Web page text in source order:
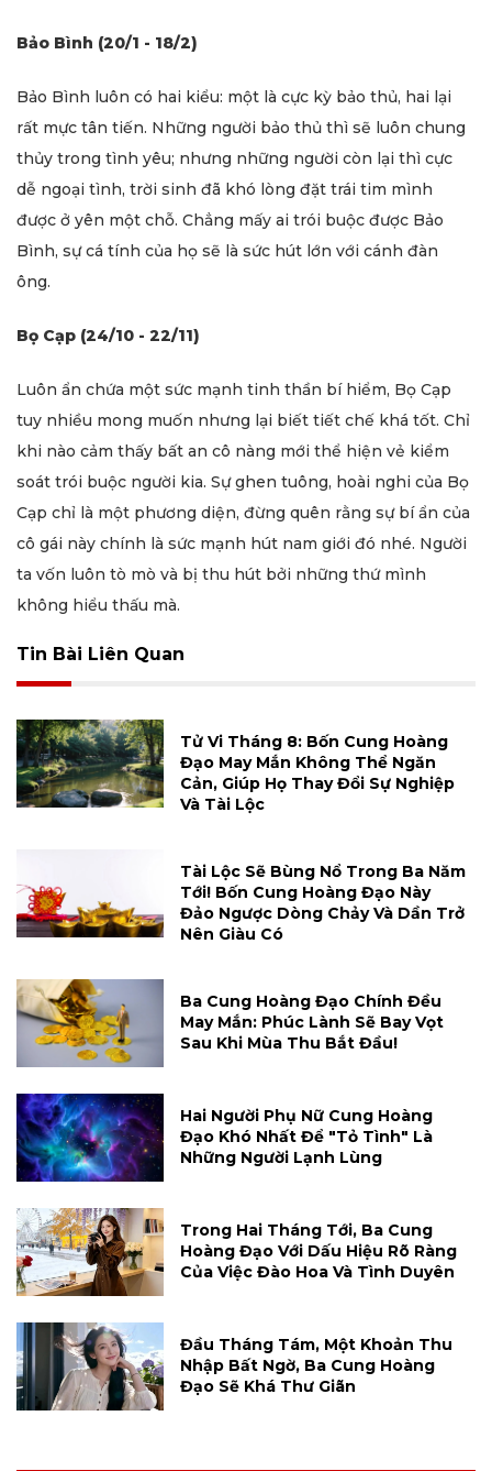
Bảo Bình (20/1 - 18/2)
Bảo Bình luôn có hai kiểu: một là cực kỳ bảo thủ, hai lại
rất mực tân tiến. Những người bảo thủ thì sẽ luôn chung
thủy trong tình yêu; nhưng những người còn lại thì cực
dễ ngoại tình, trời sinh đã khó lòng đặt trái tim mình
được ở yên một chỗ. Chẳng mấy ai trói buộc được Bảo
Bình, sự cá tính của họ sẽ là sức hút lớn với cánh đàn
ông.
Bọ Cạp (24/10 - 22/11)
Luôn ẩn chứa một sức mạnh tinh thần bí hiểm, Bọ Cạp
tuy nhiều mong muốn nhưng lại biết tiết chế khá tốt. Chỉ
khi nào cảm thấy bất an cô nàng mới thể hiện vẻ kiểm
soát trói buộc người kia. Sự ghen tuông, hoài nghi của Bọ
Cạp chỉ là một phương diện, đừng quên rằng sự bí ẩn của
cô gái này chính là sức mạnh hút nam giới đó nhé. Người
ta vốn luôn tò mò và bị thu hút bởi những thứ mình
không hiểu thấu mà.
Tin Bài Liên Quan
Tử Vi Tháng 8: Bốn Cung Hoàng
Đạo May Mắn Không Thể Ngăn
Cản, Giúp Họ Thay Đổi Sự Nghiệp
Và Tài Lộc
Tài Lộc Sẽ Bùng Nổ Trong Ba Năm
Tới! Bốn Cung Hoàng Đạo Này
Đảo Ngược Dòng Chảy Và Dần Trở
Nên Giàu Có
Ba Cung Hoàng Đạo Chính Đều
May Mắn: Phúc Lành Sẽ Bay Vọt
Sau Khi Mùa Thu Bắt Đầu!
Hai Người Phụ Nữ Cung Hoàng
Đạo Khó Nhất Để "tỏ Tình" Là
Những Người Lạnh Lùng
Trong Hai Tháng Tới, Ba Cung
Hoàng Đạo Với Dấu Hiệu Rõ Ràng
Của Việc Đào Hoa Và Tình Duyên
Đầu Tháng Tám, Một Khoản Thu
Nhập Bất Ngờ, Ba Cung Hoàng
Đạo Sẽ Khá Thư Giãn